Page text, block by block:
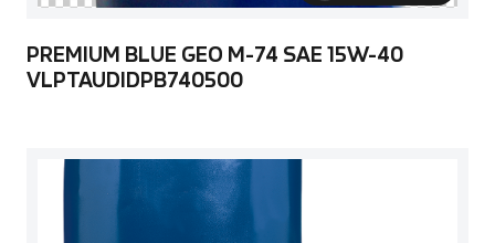
PREMIUM BLUE GEO M-74 SAE 15W-40
VLPTAUDIDPB740500